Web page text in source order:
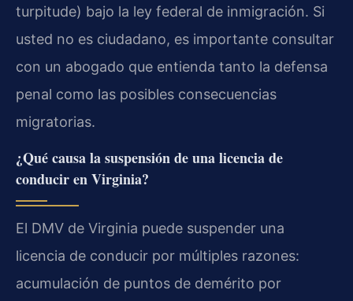
turpitude) bajo la ley federal de inmigración. Si
usted no es ciudadano, es importante consultar
con un abogado que entienda tanto la defensa
penal como las posibles consecuencias
migratorias.
¿Qué causa la suspensión de una licencia de
conducir en Virginia?
El DMV de Virginia puede suspender una
licencia de conducir por múltiples razones:
acumulación de puntos de demérito por